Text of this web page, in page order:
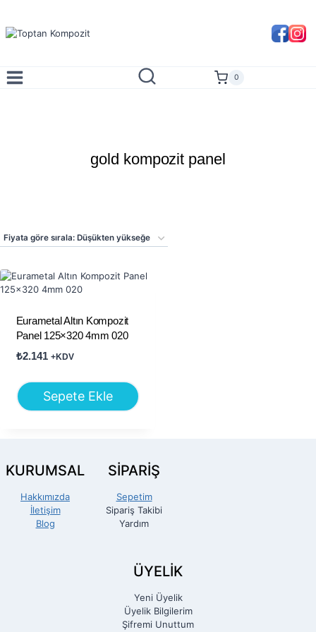
content
0
gold kompozit panel
Eurametal Altın Kompozit
Panel 125×320 4mm 020
₺2.141 +KDV
Sepete Ekle
KURUMSAL
Hakkımızda
İletişim
Blog
SİPARİŞ
Sepetim
Sipariş Takibi
Yardım
ÜYELİK
Yeni Üyelik
Üyelik Bilgilerim
Şifremi Unuttum